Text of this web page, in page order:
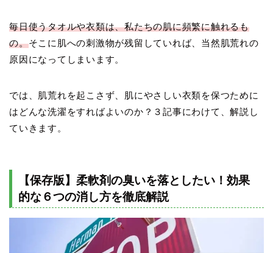
毎日使うタオルや衣類は、私たちの肌に頻繁に触れるも
の。そこに肌への刺激物が残留していれば、当然肌荒れの
原因になってしまいます。
では、肌荒れを起こさず、肌にやさしい衣類を保つために
はどんな洗濯をすればよいのか？３記事にわけて、解説し
ていきます。
【保存版】柔軟剤の臭いを落としたい！効果
的な６つの消し方を徹底解説